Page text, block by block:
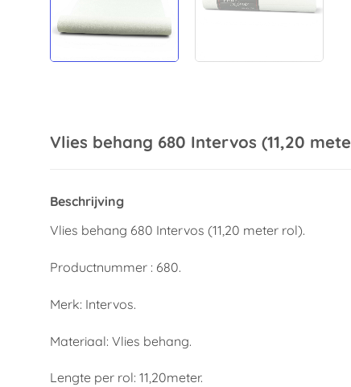
Vlies behang 680 Intervos (11,20
Beschrijving
Vlies behang 680 Intervos (11,20 meter rol).
Productnummer : 680.
Merk: Intervos.
Materiaal: Vlies behang.
Lengte per rol: 11,20meter.